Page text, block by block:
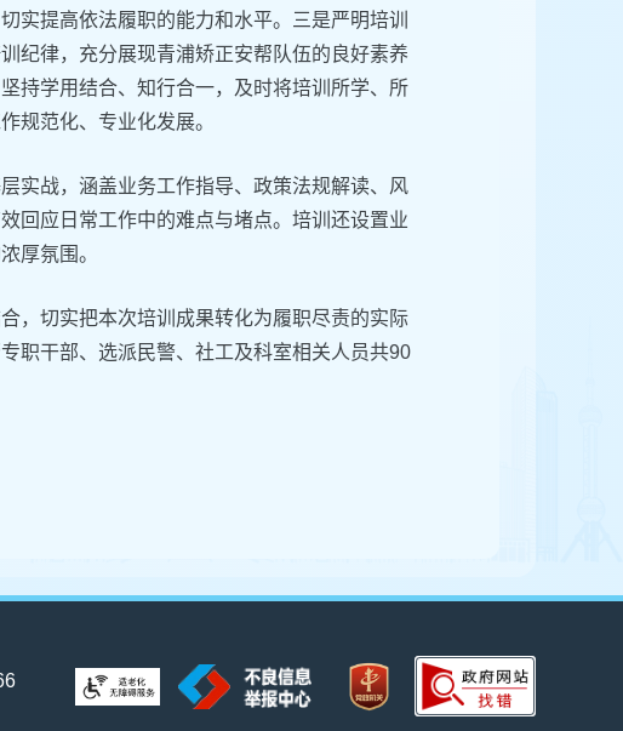
实提高依法履职的能力和水平。三是严明培训
纪律，充分展现青浦矫正安帮队伍的良好素养
持学用结合、知行合一，及时将培训所学、所
规范化、专业化发展。
实战，涵盖业务工作指导、政策法规解读、风
回应日常工作中的难点与堵点。培训还设置业
厚氛围。
，切实把本次培训成果转化为履职尽责的实际
职干部、选派民警、社工及科室相关人员共90